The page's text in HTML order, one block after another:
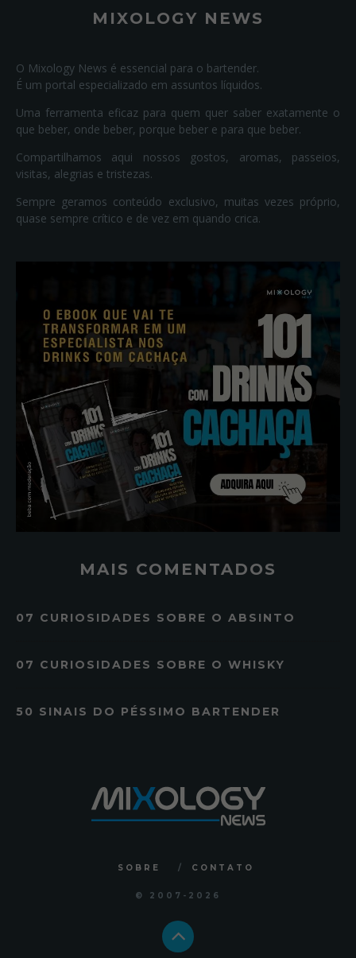
MIXOLOGY NEWS
O Mixology News é essencial para o bartender.
É um portal especializado em assuntos líquidos.
Uma ferramenta eficaz para quem quer saber exatamente o
que beber, onde beber, porque beber e para que beber.
Compartilhamos aqui nossos gostos, aromas, passeios,
visitas, alegrias e tristezas.
Sempre geramos conteúdo exclusivo, muitas vezes próprio,
quase sempre crítico e de vez em quando crica.
MAIS COMENTADOS
07 CURIOSIDADES SOBRE O ABSINTO
07 CURIOSIDADES SOBRE O WHISKY
50 SINAIS DO PÉSSIMO BARTENDER
SOBRE CONTATO
© 2007 -2026